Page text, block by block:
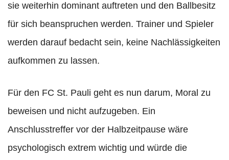
sie weiterhin dominant auftreten und den Ballbesitz
für sich beanspruchen werden. Trainer und Spieler
werden darauf bedacht sein, keine Nachlässigkeiten
aufkommen zu lassen.
Für den FC St. Pauli geht es nun darum, Moral zu
beweisen und nicht aufzugeben. Ein
Anschlusstreffer vor der Halbzeitpause wäre
psychologisch extrem wichtig und würde die